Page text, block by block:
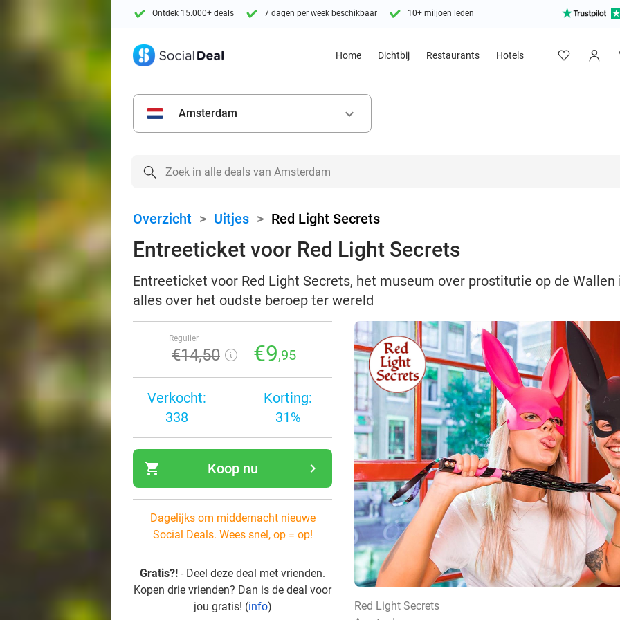
Ontdek 15.000+ deals 7 dagen per week beschikbaar 10+ miljoen leden
Home Dichtbij Restaurants Hotels
Amsterdam keyboard_arrow_down
Overzicht > Uitjes > Red Light Secrets
Entreeticket voor Red Light Secrets
Entreeticket voor Red Light Secrets, het museum over prostitutie op de
alles over het oudste beroep ter wereld
Regulier
€14,50 €9,95
Verkocht:
338
Korting:
31%
shopping_cart navigate_next
Koop nu
Dagelijks om middernacht nieuwe
Social Deals. Wees snel, op = op!
Gratis?! - Deel deze deal met vrienden.
Kopen drie vrienden? Dan is de deal voor
jou gratis! (info)
Red Light Secrets